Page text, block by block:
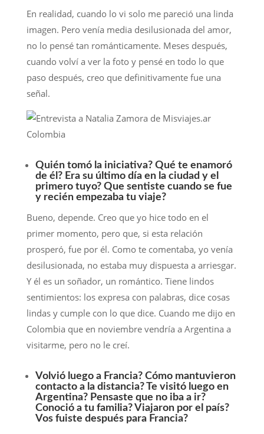
En realidad, cuando lo vi solo me pareció una linda
imagen. Pero venía media desilusionada del amor,
no lo pensé tan románticamente. Meses después,
cuando volví a ver la foto y pensé en todo lo que
paso después, creo que definitivamente fue una
señal.
Quién tomó la iniciativa? Qué te enamoró
de él? Era su último día en la ciudad y el
primero tuyo? Que sentiste cuando se fue
y recién empezaba tu viaje?
Bueno, depende. Creo que yo hice todo en el
primer momento, pero que, si esta relación
prosperó, fue por él. Como te comentaba, yo venía
desilusionada, no estaba muy dispuesta a arriesgar.
Y él es un soñador, un romántico. Tiene lindos
sentimientos: los expresa con palabras, dice cosas
lindas y cumple con lo que dice. Cuando me dijo en
Colombia que en noviembre vendría a Argentina a
visitarme, pero no le creí.
Volvió luego a Francia? Cómo mantuvieron
contacto a la distancia? Te visitó luego en
Argentina? Pensaste que no iba a ir?
Conoció a tu familia? Viajaron por el país?
Vos fuiste después para Francia?